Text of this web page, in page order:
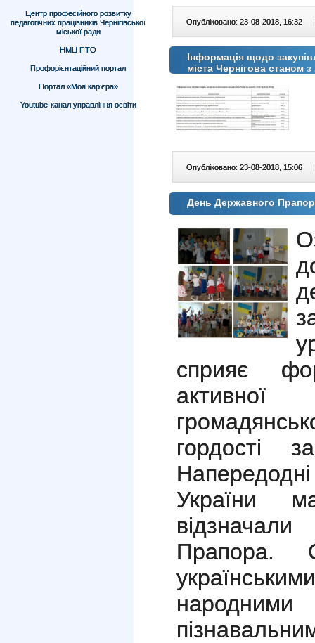
Центр професійного розвитку
педагогічних працівників Чернігівської
міської ради
НМЦ ПТО
Профорієнтаційний портал
Портал «Моя кар’єра»
Youtube-канал управління освіти
Опубліковано: 23-08-2018, 16:32 |
Інформація щодо
міста Чернігова станом
Опубліковано: 23-08-2018, 15:06 |
День Державного
сприяє
гордості
Прапора.